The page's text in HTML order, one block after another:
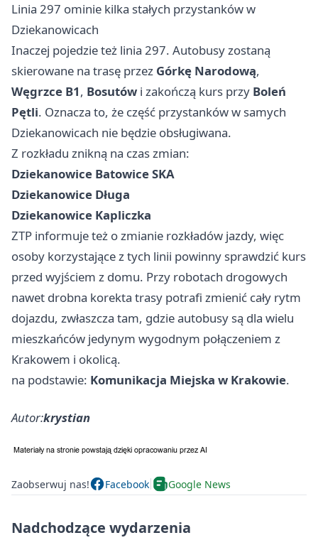
Linia 297 ominie kilka stałych przystanków w
Dziekanowicach
Inaczej pojedzie też linia 297. Autobusy zostaną
skierowane na trasę przez Górkę Narodową,
Węgrzce B1, Bosutów i zakończą kurs przy Boleń
Pętli. Oznacza to, że część przystanków w samych
Dziekanowicach nie będzie obsługiwana.
Z rozkładu znikną na czas zmian:
Dziekanowice Batowice SKA
Dziekanowice Długa
Dziekanowice Kapliczka
ZTP informuje też o zmianie rozkładów jazdy, więc
osoby korzystające z tych linii powinny sprawdzić kurs
przed wyjściem z domu. Przy robotach drogowych
nawet drobna korekta trasy potrafi zmienić cały rytm
dojazdu, zwłaszcza tam, gdzie autobusy są dla wielu
mieszkańców jedynym wygodnym połączeniem z
Krakowem i okolicą.
na podstawie: Komunikacja Miejska w Krakowie.
Autor:krystian
Zaobserwuj nas! Facebook Google News
Nadchodzące wydarzenia